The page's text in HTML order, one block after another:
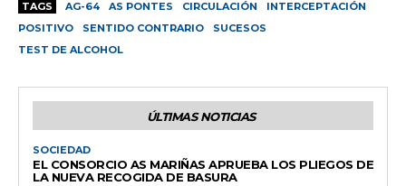
TAGS AG-64 AS PONTES CIRCULACIÓN
INTERCEPTACIÓN
POSITIVO
SENTIDO CONTRARIO
SUCESOS
TEST DE ALCOHOL
ÚLTIMAS NOTICIAS
SOCIEDAD
EL CONSORCIO AS MARIÑAS APRUEBA LOS PLIEGOS DE
LA NUEVA RECOGIDA DE BASURA